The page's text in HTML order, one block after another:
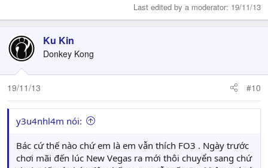
Last edited by a moderator: 19/11/13
Ku Kin
Donkey Kong
19/11/13 #10
y3u4nhl4m nói:
Bác cứ thế nào chứ em là em vẫn thích FO3 . Ngày trước
chơi mãi đến lúc New Vegas ra mới thôi chuyển sang chứ